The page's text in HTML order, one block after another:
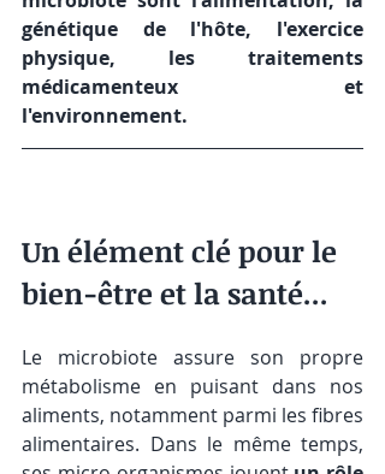
génétique de l'hôte, l'exercice
physique, les traitements
médicamenteux et
l'environnement.
Un élément clé pour le
bien-être et la santé...
Le microbiote assure son propre
métabolisme en puisant dans nos
aliments, notamment parmi les fibres
alimentaires. Dans le même temps,